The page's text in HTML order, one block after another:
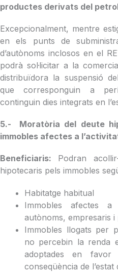
productes derivats del
Excepcionalment, mentre
en els punts de
d’autònoms inclosos en el
podrà sol·licitar a la
distribuïdora la suspensió
que corresponguin a
continguin dies integrats en
5.- Moratòria del deute
immobles afectes a
Beneficiaris: Podran
hipotecaris pels immobles
Habitatge habitual
Immobles afectes a
autònoms, empresaris i
Immobles llogats per
no percebin la renda
adoptades en
conseqüència de l’estat